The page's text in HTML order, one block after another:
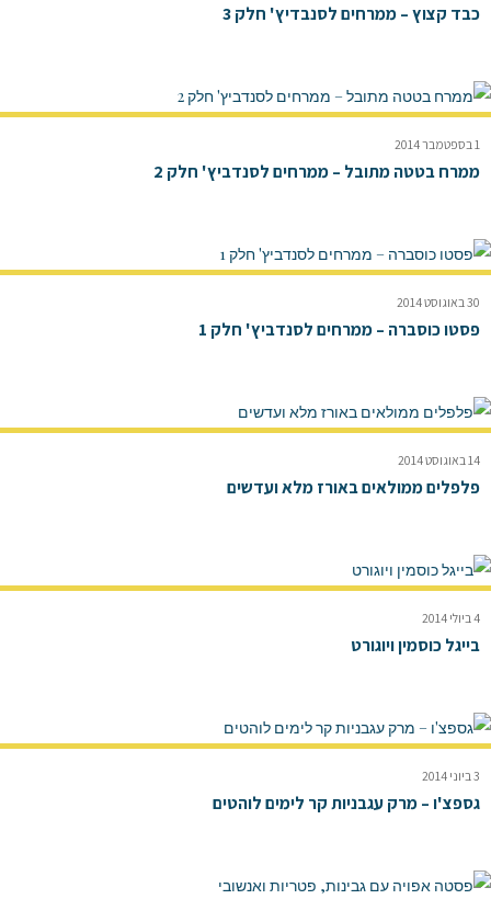
כבד קצוץ – ממרחים לסנבדיץ' חלק 3
1 בספטמבר 2014
ממרח בטטה מתובל – ממרחים לסנדביץ' חלק 2
30 באוגוסט 2014
פסטו כוסברה – ממרחים לסנדביץ' חלק 1
14 באוגוסט 2014
פלפלים ממולאים באורז מלא ועדשים
4 ביולי 2014
בייגל כוסמין ויוגורט
3 ביוני 2014
גספצ'ו – מרק עגבניות קר לימים לוהטים